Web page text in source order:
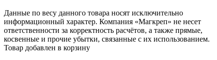
Данные по весу данного товара носят исключительно
информационный характер. Компания «Магкреп» не несет
ответственности за корректность расчётов, а также прямые,
косвенные и прочие убытки, связанные с их использованием.
Товар добавлен в корзину